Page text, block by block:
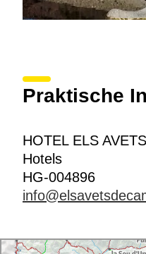
Praktische
HOTEL ELS AVETS
Hotels
HG-004896